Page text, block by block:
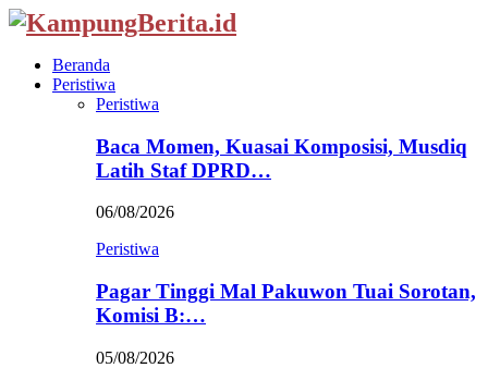
Beranda
Peristiwa
Peristiwa
Baca Momen, Kuasai Komposisi, Musdiq
Latih Staf DPRD…
06/08/2026
Peristiwa
Pagar Tinggi Mal Pakuwon Tuai Sorotan,
Komisi B:…
05/08/2026